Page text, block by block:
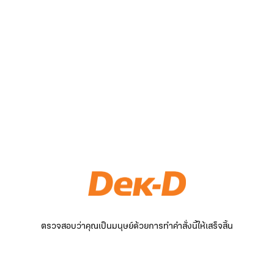
ตรวจสอบว่าคุณเป็นมนุษย์ด้วยการทำคำสั่งนี้ให้เสร็จสิ้น